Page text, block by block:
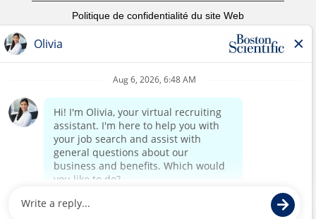
Politique de confidentialité du site Web
Page d'accueil du site de l'entreprise